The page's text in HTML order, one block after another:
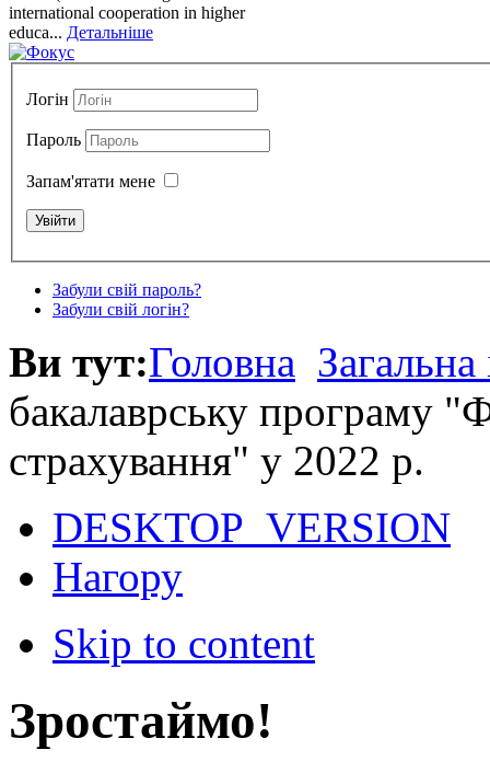
international cooperation in higher
educa... Детальніше
Логін
Пароль
Запам'ятати мене
Забули свій пароль?
Забули свій логін?
Ви тут:Головна
бакалаврську програму
страхування" у 2022 р.
DESKTOP_VERSION
Нагору
Skip to content
Зростаймо!